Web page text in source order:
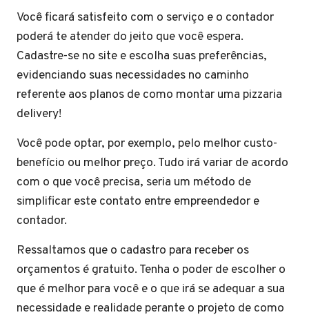
Você ficará satisfeito com o serviço e o contador
poderá te atender do jeito que você espera.
Cadastre-se no site e escolha suas preferências,
evidenciando suas necessidades no caminho
referente aos planos de como montar uma pizzaria
delivery!
Você pode optar, por exemplo, pelo melhor custo-
benefício ou melhor preço. Tudo irá variar de acordo
com o que você precisa, seria um método de
simplificar este contato entre empreendedor e
contador.
Ressaltamos que o cadastro para receber os
orçamentos é gratuito. Tenha o poder de escolher o
que é melhor para você e o que irá se adequar a sua
necessidade e realidade perante o projeto de como